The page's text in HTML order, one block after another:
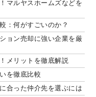
マルヤスホームズなどを
：何がすごいのか？
ョン売却に強い企業を厳
メリットを徹底解説
を徹底比較
合った仲介先を選ぶには